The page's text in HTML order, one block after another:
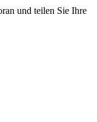
ÖNORM B 6400 bei
und
und teilen Sie Ihre